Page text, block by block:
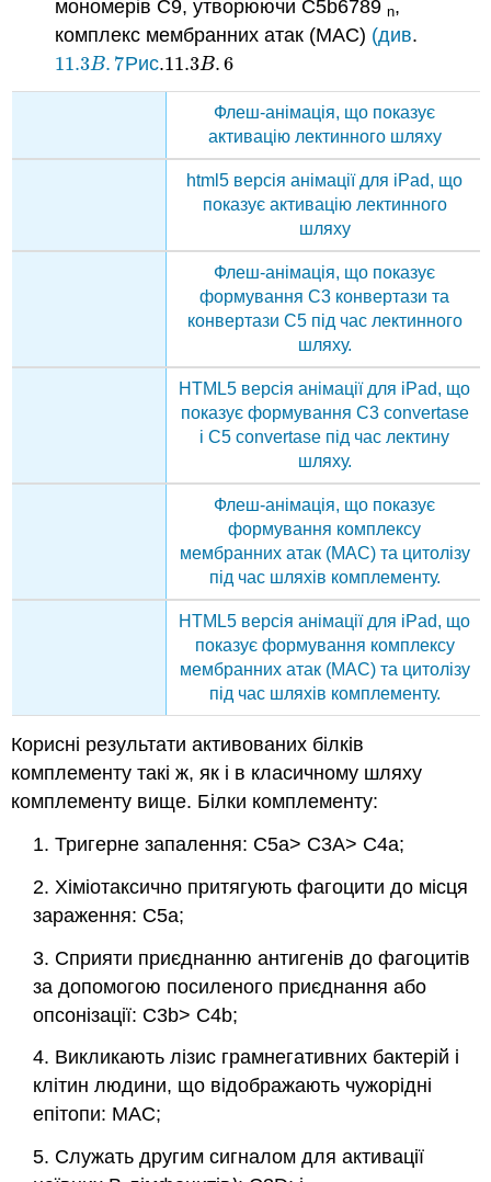
мономерів С9, утворюючи C5b6789n,
комплекс мембранних атак (MAC) (див.
11.3B. 7
11.3B. 7Рис.11.3B.6
11.3B. 6
Флеш-анімація, що показує
активацію лектинного шляху
html5 версія анімації для iPad, що
показує активацію лектинного
шляху
Флеш-анімація, що показує
формування C3 конвертази та
конвертази C5 під час лектинного
шляху.
HTML5 версія анімації для iPad, що
показує формування C3 convertase
і C5 convertase під час лектину
шляху.
Флеш-анімація, що показує
формування комплексу
мембранних атак (MAC) та цитолізу
під час шляхів комплементу.
HTML5 версія анімації для iPad, що
показує формування комплексу
мембранних атак (MAC) та цитолізу
під час шляхів комплементу.
Корисні результати активованих білків
комплементу такі ж, як і в класичному шляху
комплементу вище. Білки комплементу:
1. Тригерне запалення: C5a> C3A> C4a;
2. Хіміотаксично притягують фагоцити до місця
зараження: C5a;
3. Сприяти приєднанню антигенів до фагоцитів
за допомогою посиленого приєднання або
опсонізації: C3b> C4b;
4. Викликають лізис грамнегативних бактерій і
клітин людини, що відображають чужорідні
епітопи: MAC;
5. Служать другим сигналом для активації